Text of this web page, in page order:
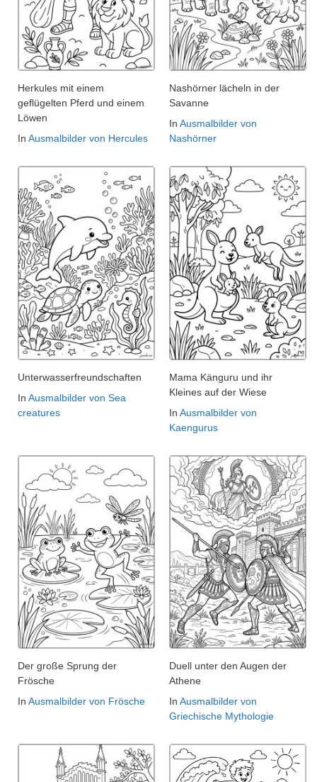
Herkules mit einem
geflügelten Pferd und einem
Löwen
In Ausmalbilder von Hercules
Nashörner lächeln in der
Savanne
In Ausmalbilder von
Nashörner
Unterwasserfreundschaften
In Ausmalbilder von Sea
creatures
Mama Känguru und ihr
Kleines auf der Wiese
In Ausmalbilder von
Kaengurus
Der große Sprung der
Frösche
In Ausmalbilder von Frösche
Duell unter den Augen der
Athene
In Ausmalbilder von
Griechische Mythologie